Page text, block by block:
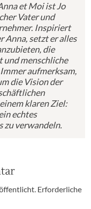
et Moi ist Jo
Vater und
Inspiriert
Anna, setzt er alles
die
menschliche
aufmerksam,
die Vision der
klaren Ziel:
echtes
zu verwandeln.
Erforderliche